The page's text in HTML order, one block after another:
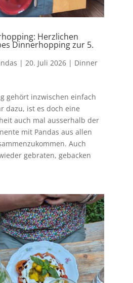
Herzlichen
Dinnerhopping zur 5.
| 20. Juli 2026| Dinner
gehört inzwischen einfach
dazu, ist es doch eine
auch mal ausserhalb der
mit Pandas aus allen
Auch
gebraten, gebacken